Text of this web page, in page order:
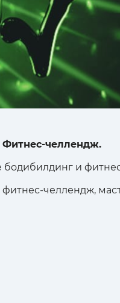
Фитнес-челлендж.
бодибилдинг и
челлендж,